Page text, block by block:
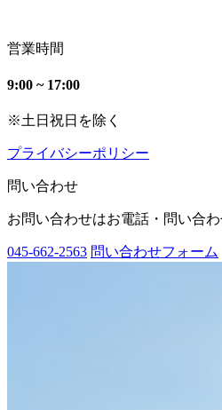
営業時間
9:00 ~ 17:00
※土日祝日を除く
プライバシーポリシー
問い合わせ
お問い合わせはお電話・問い合
045-662-2563 問い合わせフォーム